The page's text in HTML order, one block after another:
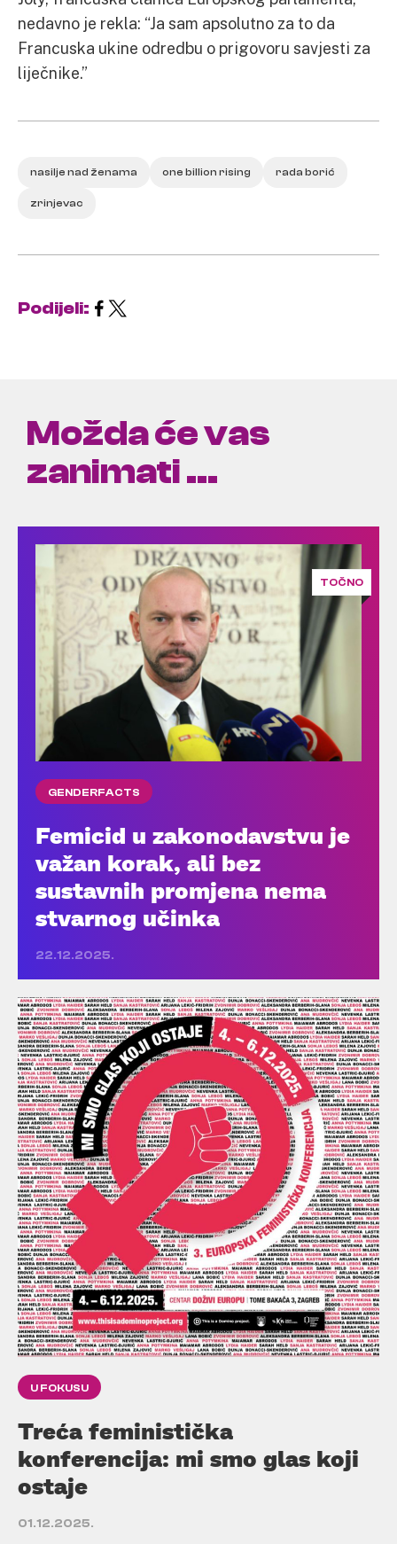
nedavno je rekla: “Ja sam apsolutno za to da
Francuska ukine odredbu o prigovoru savjesti za
liječnike.”
nasilje nad ženama one billion rising rada borić
zrinjevac
Podijeli:
Možda će vas
zanimati ...
TOČNO
GENDERFACTS
Femicid u zakonodavstvu je
važan korak, ali bez
sustavnih promjena nema
stvarnog učinka
22.12.2025.
U FOKUSU
Treća feministička
konferencija: mi smo glas koji
ostaje
01.12.2025.